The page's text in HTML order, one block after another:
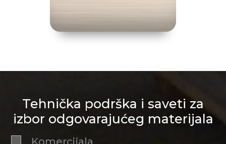
Tehnička podrška i saveti za
izbor odgovarajućeg materijala
Komercijala